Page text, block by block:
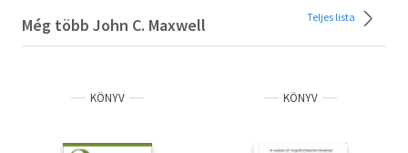
Még több John C. Maxwell Teljes lista
KÖNYV KÖNYV